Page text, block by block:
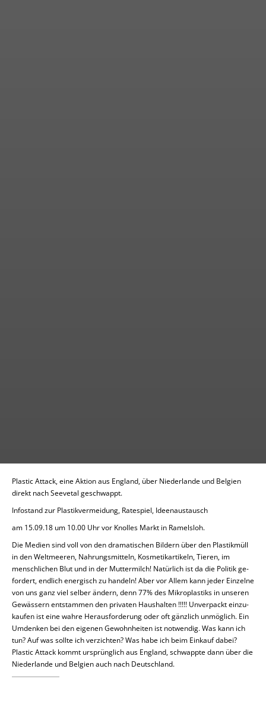
Plastic Attack, eine Aktion aus England, über Nie­der­lan­de und Belgien
direkt nach See­ve­tal ge­schwappt.
In­fo­stand zur Plas­tik­ver­mei­dung, Ra­te­spiel, Ide­en­aus­tausch
am 15.09.18 um 10.00 Uhr vor Knolles Markt in Ra­mels­loh.
Die Medien sind voll von den dra­ma­ti­schen Bildern über den Plas­tik­müll
in den Welt­mee­ren, Nah­rungs­mit­teln, Kos­me­tik­ar­ti­keln, Tieren, im
mensch­li­chen Blut und in der Mut­ter­milch! Na­tür­lich ist da die Politik ge­
for­dert, endlich en­er­gisch zu handeln! Aber vor Allem kann jeder Ein­zel­ne
von uns ganz viel selber ändern, denn 77% des Mi­kro­plas­tiks in unseren
Ge­wäs­sern ent­stam­men den pri­va­ten Haus­hal­ten !!!!! Un­ver­packt ein­zu­
kau­fen ist eine wahre Her­aus­for­de­rung oder oft gänz­lich un­mög­lich. Ein
Um­den­ken bei den eigenen Ge­wohn­hei­ten ist not­wen­dig.Was kann ich
tun? Auf was sollte ich ver­zich­ten? Was habe ich beim Einkauf dabei?
Plastic Attack kommt ur­sprüng­lich aus England, schwapp­te dann über die
Nie­der­lan­de und Belgien auch nach Deutsch­land.